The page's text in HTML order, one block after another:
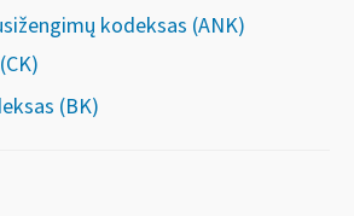
kodeksas (ANK)
(BK)